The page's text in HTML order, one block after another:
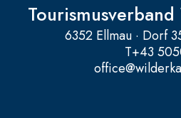
6352 Ellmau · Dorf
T+43